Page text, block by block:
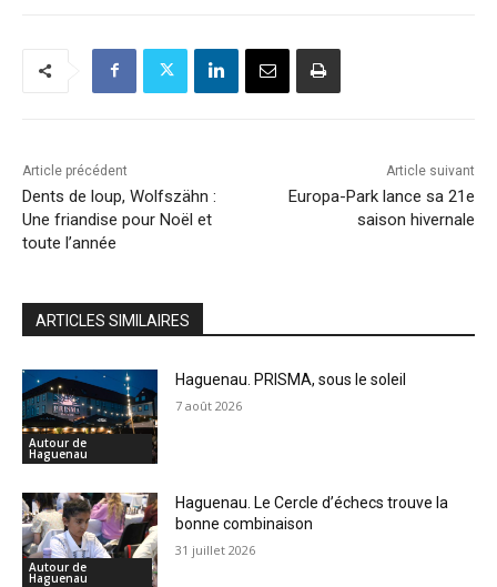
Article précédent
Dents de loup, Wolfszähn :
Une friandise pour Noël et
toute l’année
Article suivant
Europa-Park lance sa 21e
saison hivernale
ARTICLES SIMILAIRES
Autour de
Haguenau
Haguenau. PRISMA, sous le soleil
7 août 2026
Autour de
Haguenau
Haguenau. Le Cercle d’échecs trouve la
bonne combinaison
31 juillet 2026